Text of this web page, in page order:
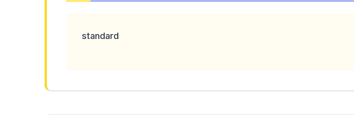
standard